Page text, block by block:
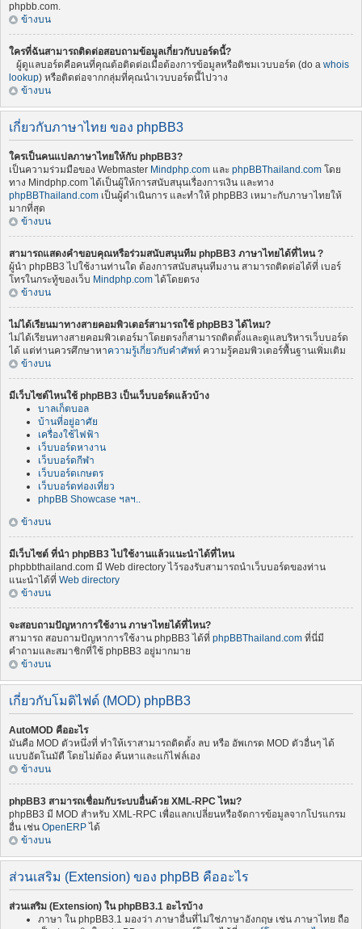
phpbb.com.
ข้างบน
ใครที่ฉันสามารถติดต่อสอบถามข้อมูลเกี่ยวกับบอร์ดนี้?
ผู้ดูแลบอร์ดคือคนที่คุณต้อติดต่อเมื่อต้องการข้อมูลหรือติชมเวบบอร์ด (do a whois
lookup) หรือติดต่อจากกลุ่มที่คุณนำเวบบอร์ดนี้ไปวาง
ข้างบน
เกี่ยวกับภาษาไทย ของ phpBB3
ใครเป็นคนแปลภาษาไทยให้กับ phpBB3?
เป็นความร่วมมือของ Webmaster Mindphp.com และ phpBBThailand.com โดย
ทาง Mindphp.com ได้เป็นผู้ให้การสนับสนุนเรื่องการเงิน และทาง
phpBBThailand.com เป็นผู้ดำเนินการ และทำให้ phpBB3 เหมาะกับภาษาไทยให้
มากที่สุด
ข้างบน
สามารถแสดงคำขอบคุณหรือร่วมสนับสนุนทีม phpBB3 ภาษาไทยได้ที่ไหน ?
ผู้นำ phpBB3 ไปใช้งานท่านใด ต้องการสนับสนุนทีมงาน สามารถติดต่อได้ที่ เบอร์
โทรในกระทู้ของเว็บ Mindphp.com ได้โดยตรง
ข้างบน
ไม่ได้เรียนมาทางสายคอมพิวเตอร์สามารถใช้ phpBB3 ได้ไหม?
ไม่ได้เรียนทางสายคอมพิวเตอร์มาโดยตรงก็สามารถติดตั้งและดูแลบริหารเว็บบอร์ด
ได้ แต่ท่านควรศึกษาหาความรู้เกี่ยวกับคำศัพท์ ความรู้คอมพิวเตอร์พื้นฐานเพิ่มเติม
ข้างบน
มีเว็บไซต์ไหนใช้ phpBB3 เป็นเว็บบอร์ดแล้วบ้าง
บาลเก็ตบอล
บ้านที่อยู่อาศัย
เครื่องใช้ไฟฟ้า
เว็บบอร์ดหางาน
เว็บบอร์ดกีฬา
เว็บบอร์ดเกษตร
เว็บบอร์ดท่องเที่ยว
phpBB Showcase ฯลฯ..
ข้างบน
มีเว็บไซต์ ที่นำ phpBB3 ไปใช้งานแล้วแนะนำได้ที่ไหน
phpbbthailand.com มี Web directory ไว้รองรับสามารถนำเว็บบอร์ดของท่าน
แนะนำได้ที่ Web directory
ข้างบน
จะสอบถามปัญหาการใช้งาน ภาษาไทยได้ที่ไหน?
สามารถ สอบถามปัญหาการใช้งาน phpBB3 ได้ที่ phpBBThailand.com ที่นี่มี
คำถามและสมาชิกที่ใช้ phpBB3 อยู่มากมาย
ข้างบน
เกี่ยวกับโมดิไฟด์ (MOD) phpBB3
AutoMOD คืออะไร
มันคือ MOD ตัวหนึ่งที่ ทำให้เราสามารถติดตั้ง ลบ หรือ อัพเกรด MOD ตัวอื่นๆ ได้
แบบอัตโนมัตื โดยไม่ต้อง ค้นหาและแก้ไฟล์เอง
ข้างบน
phpBB3 สามารถเชื่อมกับระบบอื่นด้วย XML-RPC ไหม?
phpBB3 มี MOD สำหรับ XML-RPC เพื่อแลกเปลี่ยนหรือจัดการข้อมูลจากโปรแกรม
อื่น เช่น OpenERP ได้
ข้างบน
ส่วนเสริม (Extension) ของ phpBB คืออะไร
ส่วนเสริม (Extension) ใน phpBB3.1 อะไรบ้าง
ภาษา ใน phpBB3.1 มองว่า ภาษาอื่นที่ไม่ใช่ภาษาอังกฤษ เช่น ภาษาไทย ถือ